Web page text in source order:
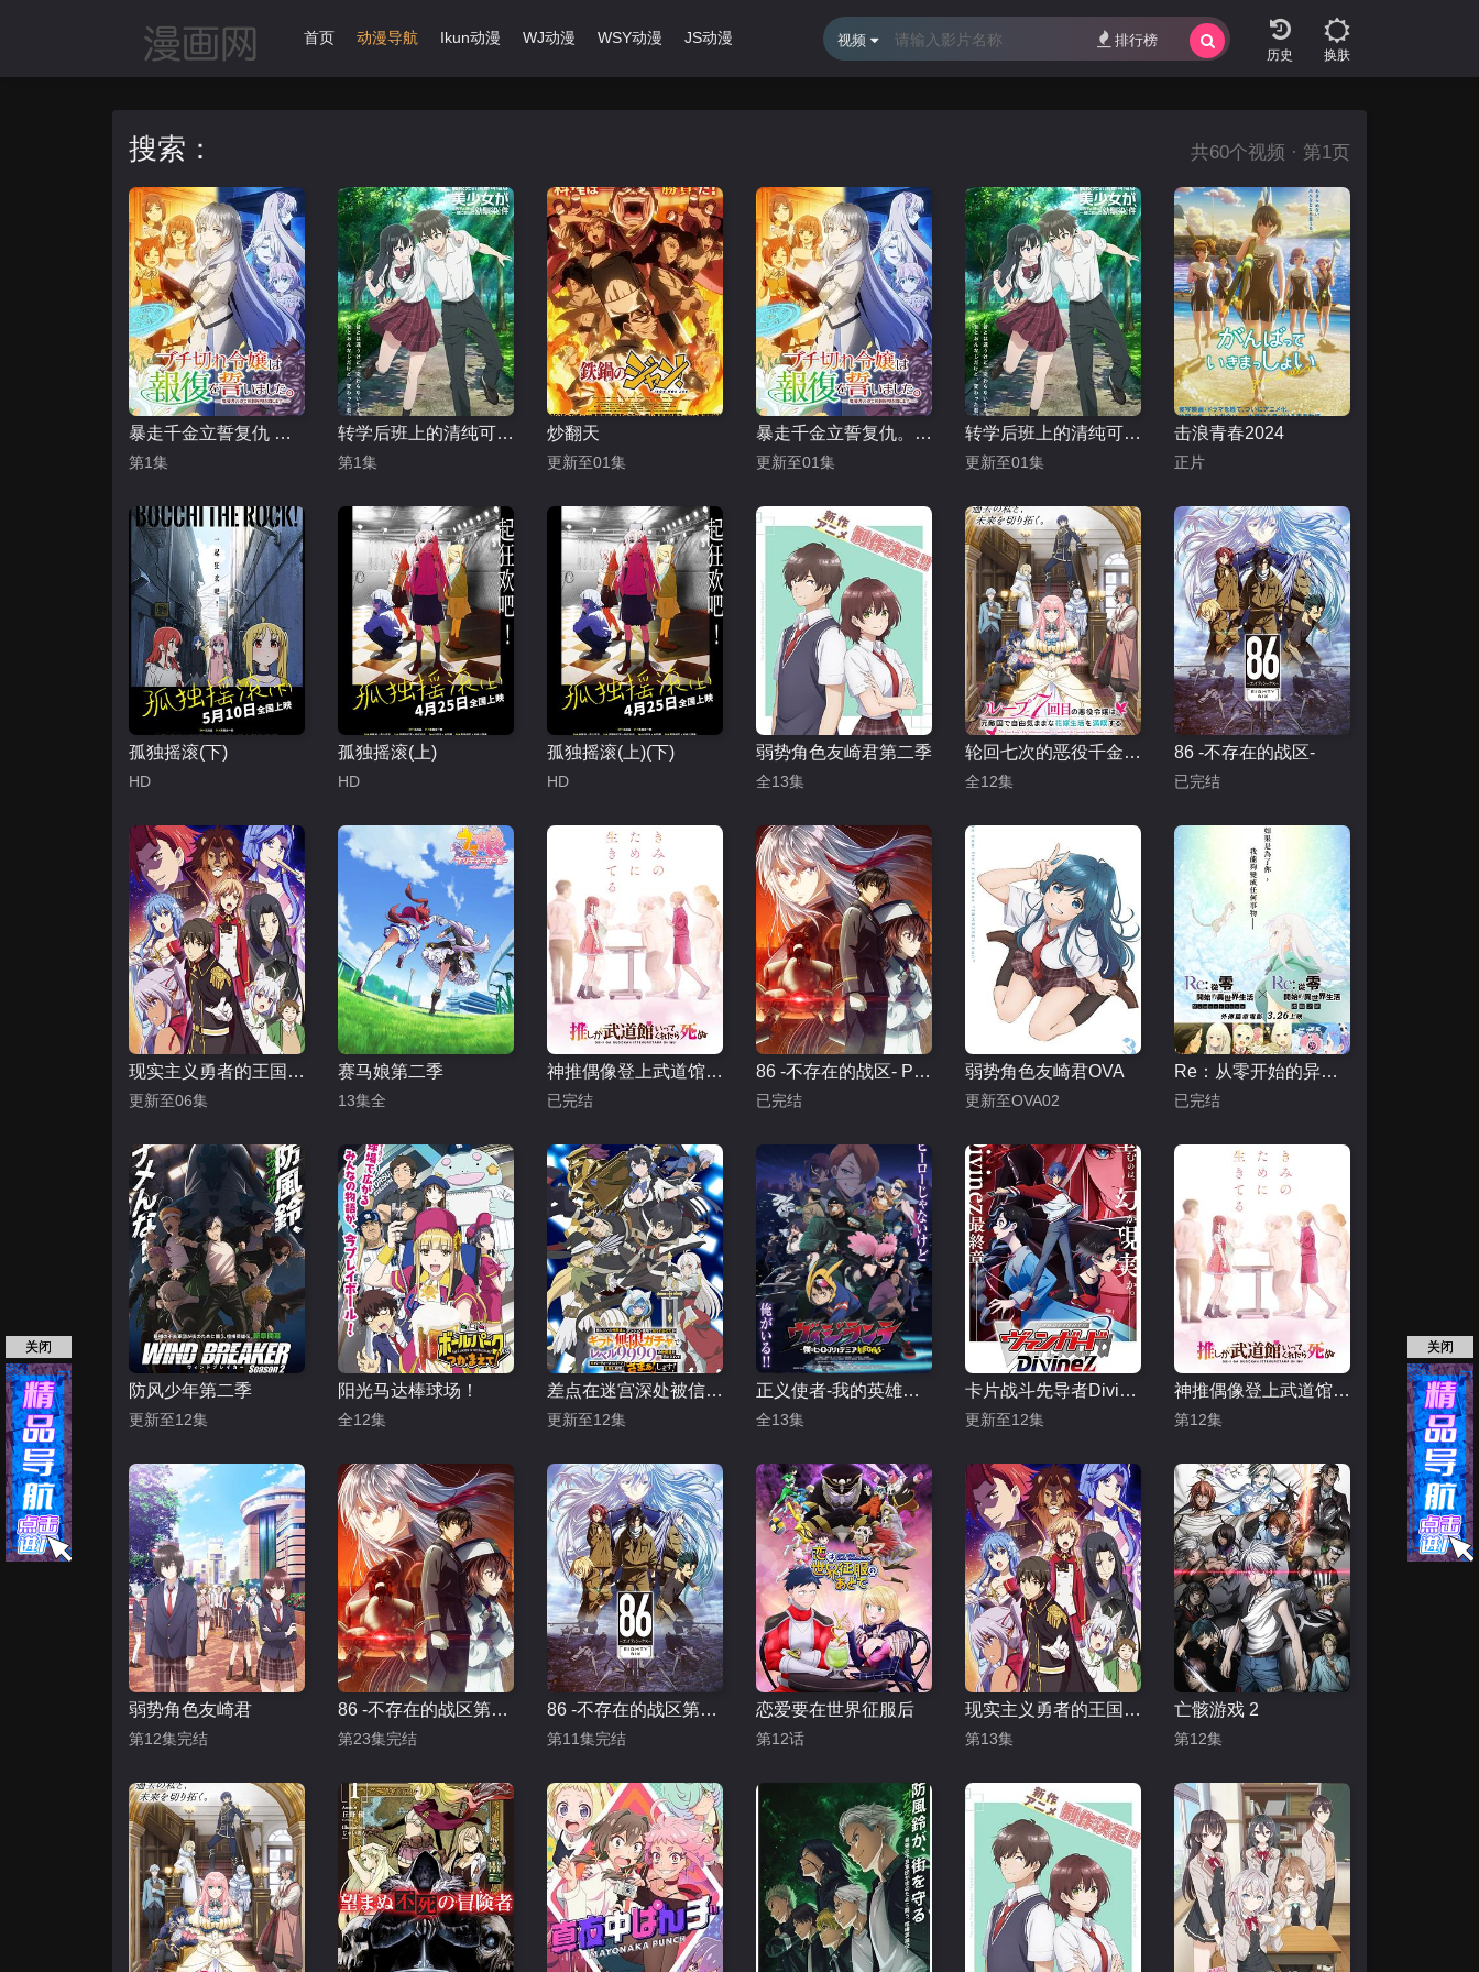
首页 动漫导航 Ikun动漫 WJ动漫 WSY动漫 JS动漫 排行榜
换肤
视频 排行榜
搜索： 共60个视频 · 第1页
暴走千金立誓复仇 用魔导书之力碾碎祖国
第1集
转学后班上的清纯可爱美少女 竟是小时候玩在一起的哥儿们
第1集
炒翻天
更新至01集
暴走千金立誓复仇。～用魔导书之力碾碎祖国～
更新至01集
转学后班上的清纯可爱美少女，竟是小时候玩在一起的哥儿们
更新至01集
击浪青春2024
正片
孤独摇滚(下)
HD
孤独摇滚(上)
HD
孤独摇滚(上)(下)
HD
弱势角色友崎君第二季
全13集
轮回七次的恶役千金，在前敌国享受随心所欲的新婚生活
全12集
86 -不存在的战区-
已完结
现实主义勇者的王国再建记
更新至06集
赛马娘第二季
13集全
神推偶像登上武道馆我就死而无憾 动画版
已完结
86 -不存在的战区- Part.2
已完结
弱势角色友崎君OVA
更新至OVA02
Re：从零开始的异世界生活 冰结之绊
已完结
防风少年第二季
更新至12集
阳光马达棒球场！
全12集
差点在迷宫深处被信任的伙伴杀掉，但靠着天赐技能“无限扭蛋”获得等级9999的伙伴，我要向前队友和世界展开复仇&amp;“给他们好看！”
更新至12集
正义使者-我的英雄学院之非法英雄-第二季
全13集
卡片战斗先导者Divinez幻真星战篇
更新至12集
神推偶像登上武道馆我就死而无憾
第12集
弱势角色友崎君
第12集完结
86 -不存在的战区第二季
第23集完结
86 -不存在的战区第一季
第11集完结
恋爱要在世界征服后
第12话
现实主义勇者的王国再建记 第一季
第13集
亡骸游戏 2
第12集
关闭 关闭